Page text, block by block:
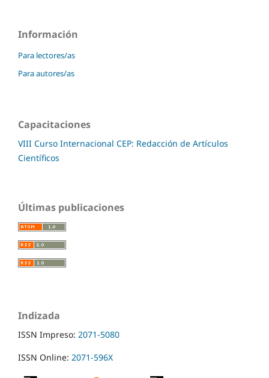
Información
Para lectores/as
Para autores/as
Capacitaciones
VIII Curso Internacional CEP: Redacción de Artículos
Científicos
Últimas publicaciones
Indizada
ISSN Impreso: 2071-5080
ISSN Online: 2071-596X